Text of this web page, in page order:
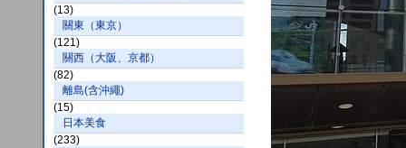
(13)
關東（東京）
(121)
關西（大阪、京都）
(82)
離島(含沖繩)
(15)
日本美食
(233)